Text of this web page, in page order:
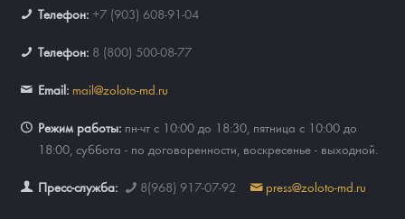
Телефон: +7 (903) 608-91-04
Телефон: 8 (800) 500-08-77
Email: mail@zoloto-md.ru
Режим работы: пн-чт с 10:00 до 18:30, пятница с 10:00 до
18:00, суббота - по договоренности, воскресенье - выходной.
Пресс-служба: 8(968) 917-07-92 press@zoloto-md.ru